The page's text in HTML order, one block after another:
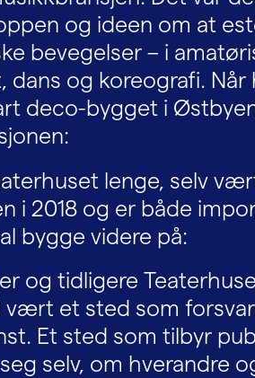
og ideen om at
bevegelser – i
dans og koreografi. Når
deco-bygget i
lenge, selv
i 2018 og er både
bygge videre på:
og tidligere
vært et sted som
Et sted som tilbyr
selv, om hverandre